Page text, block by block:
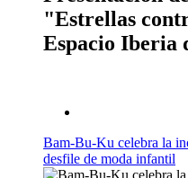
"Estrellas
Espacio Iberia
Bam-Bu-Ku celebra la
desfile de moda infantil